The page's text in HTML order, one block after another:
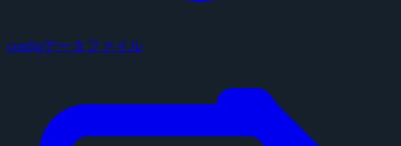
configデータファイル